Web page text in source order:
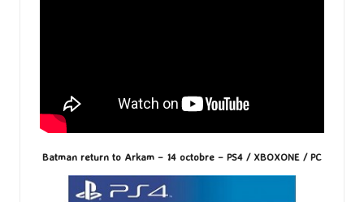
Batman return to Arkam – 14 octobre – PS4 / XBOXONE / PC